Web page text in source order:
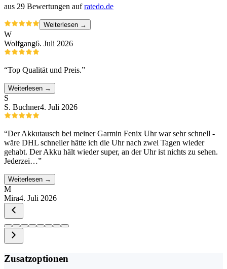
aus 29 Bewertungen auf ratedo.de
Weiterlesen →
W
Wolfgang6. Juli 2026
“Top Qualität und Preis.”
Weiterlesen →
S
S. Buchner4. Juli 2026
“Der Akkutausch bei meiner Garmin Fenix Uhr war sehr schnell -
wäre DHL schneller hätte ich die Uhr nach zwei Tagen wieder
gehabt. Der Akku hält wieder super, an der Uhr ist nichts zu sehen.
Jederzei…”
Weiterlesen →
M
Mira4. Juli 2026
Zusatzoptionen